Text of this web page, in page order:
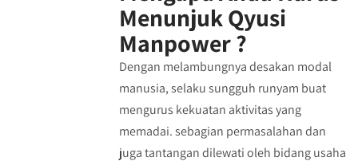
Menunjuk Qyusi
Manpower ?
Dengan melambungnya desakan modal
manusia, selaku sungguh runyam buat
mengurus kekuatan aktivitas yang
memadai. sebagian permasalahan dan
juga tantangan dilewati oleh bidang usaha